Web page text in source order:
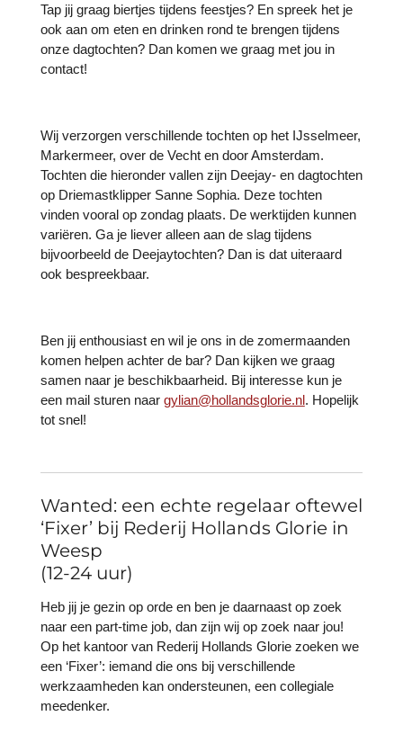
Tap jij graag biertjes tijdens feestjes? En spreek het je
ook aan om eten en drinken rond te brengen tijdens
onze dagtochten? Dan komen we graag met jou in
contact!
Wij verzorgen verschillende tochten op het IJsselmeer,
Markermeer, over de Vecht en door Amsterdam.
Tochten die hieronder vallen zijn Deejay- en dagtochten
op Driemastklipper Sanne Sophia. Deze tochten
vinden vooral op zondag plaats. De werktijden kunnen
variëren. Ga je liever alleen aan de slag tijdens
bijvoorbeeld de Deejaytochten? Dan is dat uiteraard
ook bespreekbaar.
Ben jij enthousiast en wil je ons in de zomermaanden
komen helpen achter de bar? Dan kijken we graag
samen naar je beschikbaarheid. Bij interesse kun je
een mail sturen naar gylian@hollandsglorie.nl. Hopelijk
tot snel!
Wanted: een echte regelaar oftewel
‘Fixer’ bij Rederij Hollands Glorie in
Weesp
(12-24 uur)
Heb jij je gezin op orde en ben je daarnaast op zoek
naar een part-time job, dan zijn wij op zoek naar jou!
Op het kantoor van Rederij Hollands Glorie zoeken we
een ‘Fixer’: iemand die ons bij verschillende
werkzaamheden kan ondersteunen, een collegiale
meedenker.